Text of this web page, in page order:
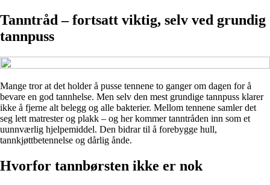
Tanntråd – fortsatt viktig, selv ved grundig
tannpuss
Mange tror at det holder å pusse tennene to ganger om dagen for å
bevare en god tannhelse. Men selv den mest grundige tannpuss klarer
ikke å fjerne alt belegg og alle bakterier. Mellom tennene samler det
seg lett matrester og plakk – og her kommer tanntråden inn som et
uunnværlig hjelpemiddel. Den bidrar til å forebygge hull,
tannkjøttbetennelse og dårlig ånde.
Hvorfor tannbørsten ikke er nok